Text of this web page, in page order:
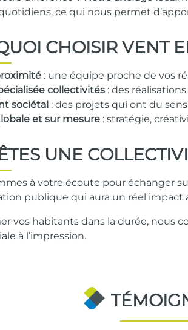
ce qui nous permet
CHOISIR VENT
: une équipe proche de vos
collectivités : des
sociétal : des projets qui ont du sens
et sur mesure : stratégie,
UNE
à votre écoute pour échanger
publique qui aura un réel impact
vos habitants dans la durée, nous
à l’impression.